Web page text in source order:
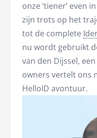
onze ‘tiener’ even
zijn trots op het
tot de complete
nu wordt gebruikt
van den Dijssel,
owners vertelt ons
HelloID avontuur.